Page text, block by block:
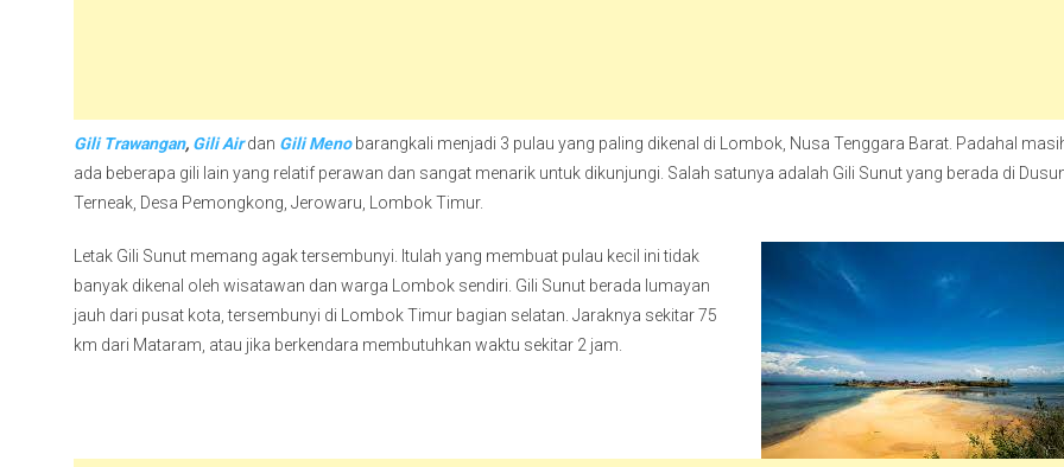
Gili Trawangan, Gili Air dan Gili Menobarangkali menjadi 3 pulau yang paling dikenal di Lombok, Nusa Tenggara Barat. Padahal
ada beberapa gili lain yang relatif perawan dan sangat menarik untuk dikunjungi. Salah satunya adalah Gili Sunut yang berada di
Terneak, Desa Pemongkong, Jerowaru, Lombok Timur.
Letak Gili Sunut memang agak tersembunyi. Itulah yang membuat pulau kecil ini tidak
banyak dikenal oleh wisatawan dan warga Lombok sendiri. Gili Sunut berada lumayan
jauh dari pusat kota, tersembunyi di Lombok Timur bagian selatan. Jaraknya sekitar 75
km dari Mataram, atau jika berkendara membutuhkan waktu sekitar 2 jam.